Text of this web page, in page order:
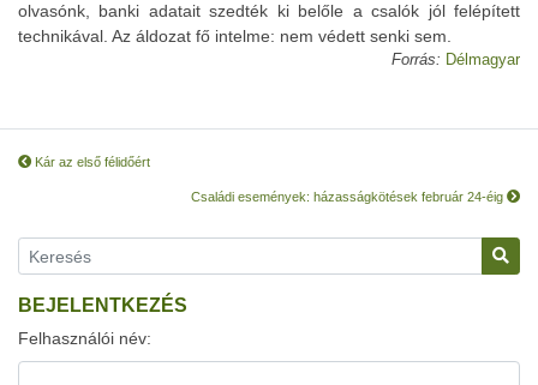
olvasónk, banki adatait szedték ki belőle a csalók jól felépített
technikával. Az áldozat fő intelme: nem védett senki sem.
Forrás: Délmagyar
Kár az első félidőért
Családi események: házasságkötések február 24-éig
BEJELENTKEZÉS
Felhasználói név: